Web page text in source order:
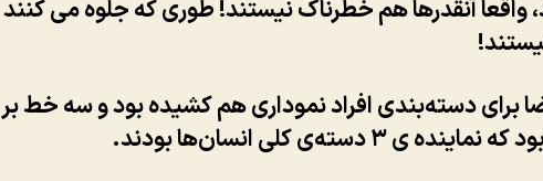
واقعا آنقدرها هم خطرناک نیستند! طوری که جلوه می کنند
برای دسته‌بندی افراد نموداری هم کشیده بود و سه خط بر
ی ۳ دسته‌ی کلی انسان‌ها بودند.